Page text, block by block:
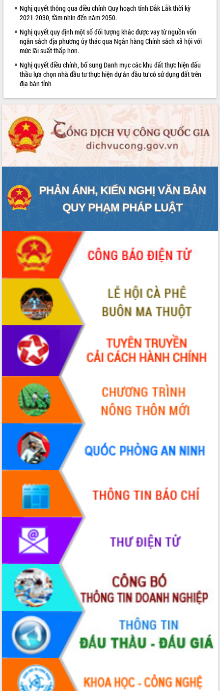
Thứ trưởng Bộ Nông nghiệp và Môi
trường Nguyễn Hoàng Hiệp khảo sát
sầu riêng tại Đắk Lắk
Trình diễn nghệ thuật chế biến các
Đắk Lắk công bố Quy hoạch và xúc
tiến đầu tư tỉnh
ứng để giữ vững thị trường xuất khẩu
Diễn đàn Kinh tế tư nhân Việt Nam đột
phá cơ chế - Hợp tác công tư
Đề án 06 tạo bước ngoặt đột phá trong
cải cách hành chính tỉnh Đắk Lắk
Kết nối tour, đẩy mạnh chuyển đổi số
để phát triển du lịch Đắk Lắk
tầng kỹ thuật Cụm công nghiệp Tân
Tiến
Gặp mặt các cơ quan báo chí nhân Kỷ
mạng Việt Nam
Đắk Lắk sơ kết 4 năm triển khai thực
hiện Đề án 06 của Chính phủ
Họp báo thông tin về Hội nghị Công bố
Quy hoạch và Xúc tiến đầu tư tỉnh Đắk
Khơi thông điểm nghẽn, đẩy nhanh
giải ngân vốn khắc phục thiên tai
HĐND tỉnh thông qua điều chỉnh Quy
hoạch tỉnh thời kỳ 2021-2030
Hội thảo góp ý hồ sơ điều chỉnh quy
hoạch tỉnh Đắk Lắk thời kỳ 2021-2030,
tầm nhìn đến năm 2050
Nâng cao hiệu quả hoạt động của các
doanh nghiệp nhà nước
Hội nghị triển khai kết nối mạng
truyền số liệu chuyên dùng phục vụ cơ
quan Đảng, Nhà nước
Lễ phát động chuỗi hoạt động chung
tay làm sạch môi trường
Xã Ea Kar bước chuyển mình trong
công tác cải cách hành chính mô hình
mới
UBND tỉnh họp báo định kỳ tháng 4
năm 2026
Hội thảo khoa học “Giải pháp thúc đẩy
phát triển nền kinh tế xanh tại tỉnh
Đắk Lắk”
Tăng cường giám sát, đôn đốc thực
hiện nhiệm vụ quản lý tài sản công
hàng tuần
Tháo gỡ những vướng mắc, đẩy mạnh
công tác cải cách thủ tục hành chính
tại Trung tâm Phục vụ hành chính
công tỉnh
Đắk Lắk: Tôn vinh 46 giải pháp tại Hội
thi Sáng tạo Kỹ thuật 2024 - 2025
Đắk Lắk rà soát, điều chỉnh Đề án 190
về phát triển nuôi trồng thủy sản
Phó Chủ tịch UBND tỉnh Đắk Lắk
Trương Công Thái kiểm tra thực địa
Dự án cao tốc Khánh Hòa - Buôn Ma
Thuột
LIÊN KẾT WEB
Nghị quyết thông qua điều chỉnh Quy hoạch tỉnh Đắk Lắk thời kỳ
2021-2030, tầm nhìn đến năm 2050.
Nghị quyết quy định một số đối tượng khác được vay từ nguồn vốn
ngân sách địa phương ủy thác qua Ngân hàng Chính sách xã hội với
mức lãi suất thấp hơn.
Nghị quyết điều chỉnh, bổ sung Danh mục các khu đất thực hiện đấu
thầu lựa chọn nhà đầu tư thực hiện dự án đầu tư có sử dụng đất trên
địa bàn tỉnh